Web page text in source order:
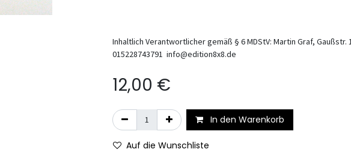
Inhaltlich Verantwortlicher gemäß § 6 MDStV: Martin Graf, Gaußstr.
015228743791 info@edition8x8.de
12,00 €
In den Warenkorb
Auf die Wunschliste